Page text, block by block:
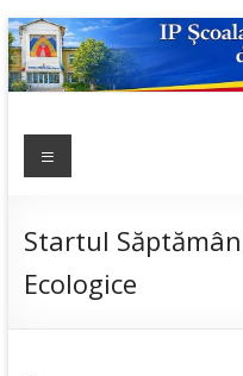
Skip
to
content
NR.6
scoala
nr.6; școală
admitere;
Meniu
Startul
Ecologice